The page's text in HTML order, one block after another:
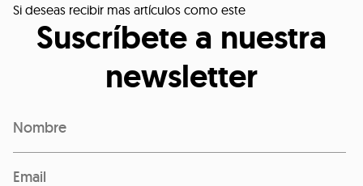
Si deseas recibir mas artículos como este
Suscríbete a nuestra
newsletter